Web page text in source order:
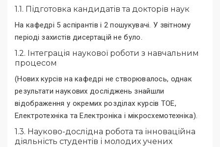
1.1. Підготовка кандидатів та докторів наук
На кафедрі 5 аспірантів і 2 пошукувачі. У звітному
періоді захистів дисертацій не було.
1.2. Інтеграція наукової роботи з навчальним
процесом
(Нових курсів на кафедрі не створювалось, однак
результати наукових досліджень знайшли
відображення у окремих розділах курсів ТОЕ,
Електротехніка та Електроніка і мікросхемотехніка).
1.3. Науково-дослідна робота та інноваційна
діяльність студентів і молодих учених